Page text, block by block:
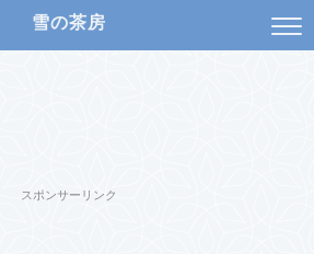
雪の茶房
スポンサーリンク